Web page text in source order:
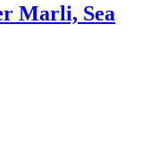
Marli, Sea